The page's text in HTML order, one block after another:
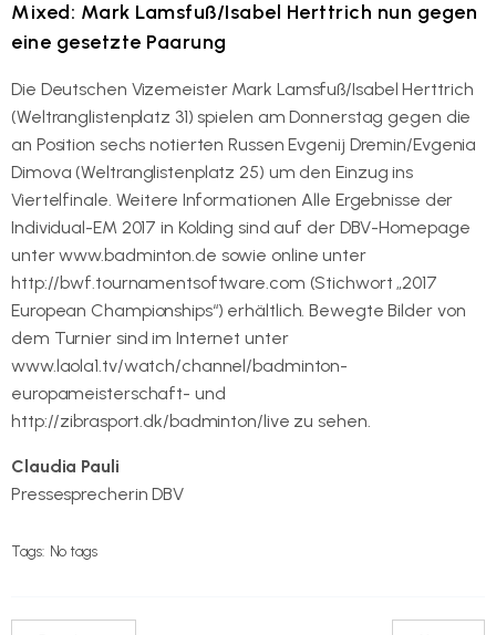
Mixed: Mark Lamsfuß/Isabel Herttrich nun gegen
eine gesetzte Paarung
Die Deutschen Vizemeister Mark Lamsfuß/Isabel Herttrich
(Weltranglistenplatz 31) spielen am Donnerstag gegen die
an Position sechs notierten Russen Evgenij Dremin/Evgenia
Dimova (Weltranglistenplatz 25) um den Einzug ins
Viertelfinale. Weitere Informationen Alle Ergebnisse der
Individual-EM 2017 in Kolding sind auf der DBV-Homepage
unter www.badminton.de sowie online unter
http://bwf.tournamentsoftware.com (Stichwort „2017
European Championships“) erhältlich. Bewegte Bilder von
dem Turnier sind im Internet unter
www.laola1.tv/watch/channel/badminton-
europameisterschaft- und
http://zibrasport.dk/badminton/live zu sehen.
Claudia Pauli
Pressesprecherin DBV
Tags: No tags